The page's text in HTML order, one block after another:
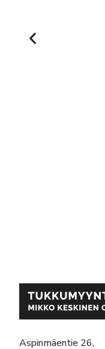
Aspinmäentie 26,